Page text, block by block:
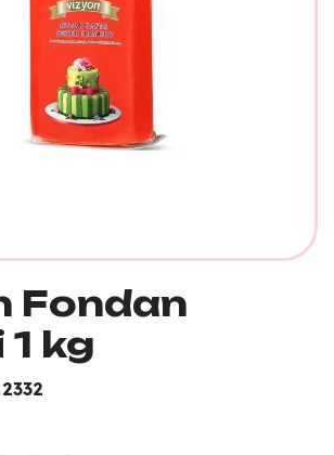
Fondan
kg
2332